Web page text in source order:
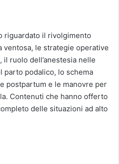
riguardato il rivolgimento
ventosa, le strategie operative
ruolo dell’anestesia nelle
parto podalico, lo schema
postpartum e le manovre per
Contenuti che hanno offerto
delle situazioni ad alto